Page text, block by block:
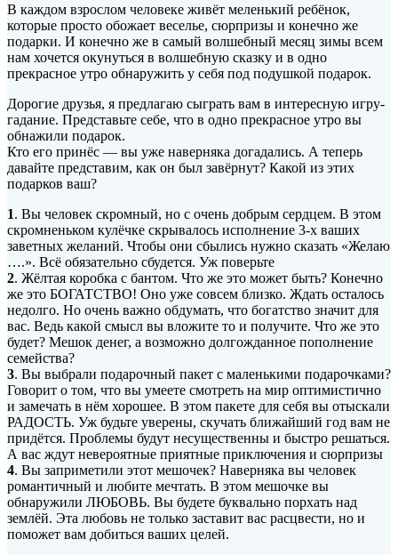
В каждом взрослом человеке живёт меленький ребёнок,
которые просто обожает веселье, сюрпризы и конечно же
подарки. И конечно же в самый волшебный месяц зимы всем
нам хочется окунуться в волшебную сказку и в одно
прекрасное утро обнаружить у себя под подушкой подарок.
Дорогие друзья, я предлагаю сыграть вам в интересную игру-
гадание. Представьте себе, что в одно прекрасное утро вы
обнажили подарок.
Кто его принёс — вы уже наверняка догадались. А теперь
давайте представим, как он был завёрнут? Какой из этих
подарков ваш?
1. Вы человек скромный, но с очень добрым сердцем. В этом
скромненьком кулёчке скрывалось исполнение 3-х ваших
заветных желаний. Чтобы они сбылись нужно сказать «Желаю
….». Всё обязательно сбудется. Уж поверьте
2. Жёлтая коробка с бантом. Что же это может быть? Конечно
же это БОГАТСТВО! Оно уже совсем близко. Ждать осталось
недолго. Но очень важно обдумать, что богатство значит для
вас. Ведь какой смысл вы вложите то и получите. Что же это
будет? Мешок денег, а возможно долгожданное пополнение
семейства?
3. Вы выбрали подарочный пакет с маленькими подарочками?
Говорит о том, что вы умеете смотреть на мир оптимистично
и замечать в нём хорошее. В этом пакете для себя вы отыскали
РАДОСТЬ. Уж будьте уверены, скучать ближайший год вам не
придётся. Проблемы будут несущественны и быстро решаться.
А вас ждут невероятные приятные приключения и сюрпризы
4. Вы заприметили этот мешочек? Наверняка вы человек
романтичный и любите мечтать. В этом мешочке вы
обнаружили ЛЮБОВЬ. Вы будете буквально порхать над
землёй. Эта любовь не только заставит вас расцвести, но и
поможет вам добиться ваших целей.